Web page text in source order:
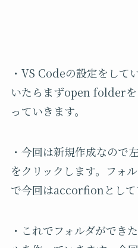
・VS Codeの設定をして
いたらまずopen folderを
っていきます。
・今回は新規作成なので
をクリックします。フォ
で今回はaccorfionとして
・これでフォルダができ